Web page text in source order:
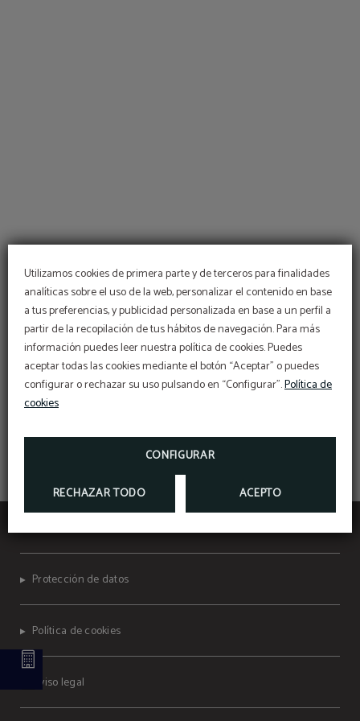
Utilizamos cookies de primera parte y de terceros para finalidades
analíticas sobre el uso de la web, personalizar el contenido en base
a tus preferencias, y publicidad personalizada en base a un perfil a
partir de la recopilación de tus hábitos de navegación. Para más
información puedes leer nuestra política de cookies. Puedes
aceptar todas las cookies mediante el botón “Aceptar” o puedes
configurar o rechazar su uso pulsando en “Configurar”.Política de
cookies
CONFIGURAR
RECHAZAR TODO ACEPTO
Hotel Universidad
Protección de datos
Política de cookies
Aviso legal
PROMOCIÓN
5% de descuento
RESERVANDO EN NUESTRA WEB OFICIAL
RESERVAR